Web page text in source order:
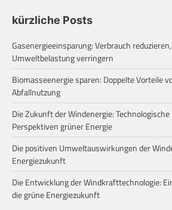
kürzliche Posts
Gasenergieeinsparung: Verbrauch
Umweltbelastung verringern
Biomasseenergie sparen: Doppelte Vorteile
Abfallnutzung
Die Zukunft der Windenergie:
Perspektiven grüner Energie
Die positiven Umweltauswirkungen der
Energiezukunft
Die Entwicklung der Windkrafttechnologie:
die grüne Energiezukunft